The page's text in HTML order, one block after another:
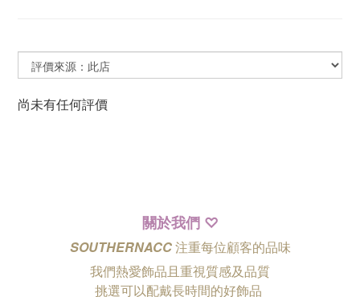
尚未有任何評價
關於我們 ♡
SOUTHERNACC注重每位顧客的品味
我們熱愛飾品且重視質感及品質
挑選可以配戴長時間的好飾品